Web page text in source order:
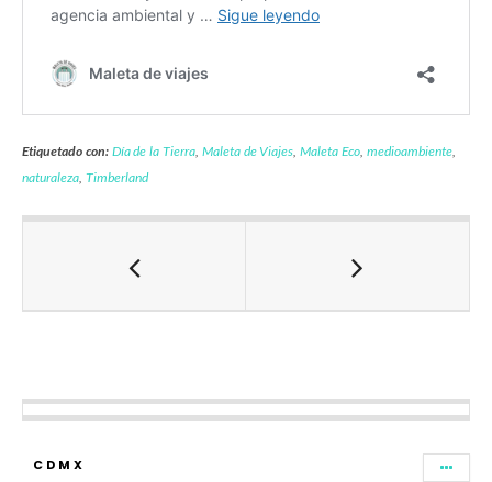
Etiquetado con: Día de la Tierra, Maleta de Viajes,Maleta Eco, medioambiente,
naturaleza, Timberland
CDMX